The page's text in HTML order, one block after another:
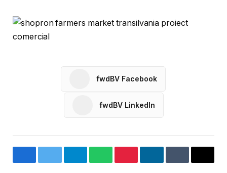
fwdBV Facebook
fwdBV LinkedIn
Facebook
TwitterTelegramWhatsAppPinterestLinkedInTumblrEmail